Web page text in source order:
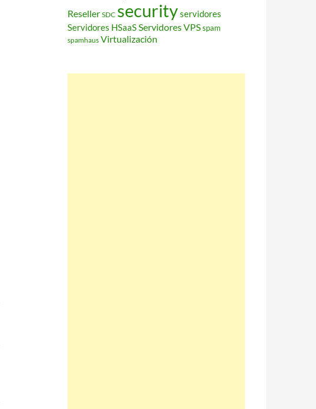
Reseller SDC securityservidores
Servidores HSaaSServidores VPSspam
spamhaus Virtualización